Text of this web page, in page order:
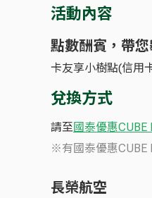
活動內容
點數酬賓，帶
卡友享小樹點(信用
兌換方式
請至國泰優惠CUBE
※有國泰優惠CUBE
長榮航空